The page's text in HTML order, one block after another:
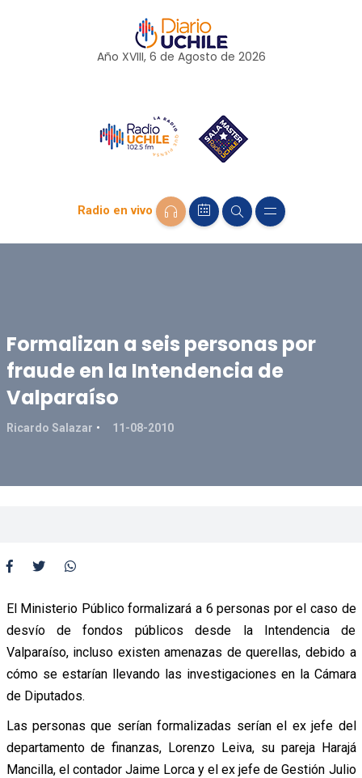
Año XVIII, 6 de Agosto de 2026
Radio en vivo
Formalizan a seis personas por
fraude en la Intendencia de
Valparaíso
Ricardo Salazar 11-08-2010
El Ministerio Público formalizará a 6 personas por el caso de
desvío de fondos públicos desde la Intendencia de
Valparaíso, incluso existen amenazas de querellas, debido a
cómo se estarían llevando las investigaciones en la Cámara
de Diputados.
Las personas que serían formalizadas serían el ex jefe del
departamento de finanzas, Lorenzo Leiva, su pareja Harajá
Mancilla, el contador Jaime Lorca y el ex jefe de Gestión Julio